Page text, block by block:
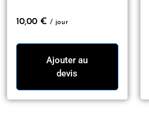
10,00 € / jour
Ajouter au
devis